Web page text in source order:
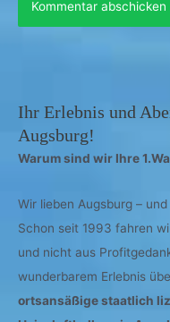
Ihr Erlebnis und
Augsburg!
Warum sind wir Ihre
Wir lieben Augsburg –
Schon seit 1993 fahren
und nicht aus
wunderbarem Erlebnis
ortsansäßige staatlich